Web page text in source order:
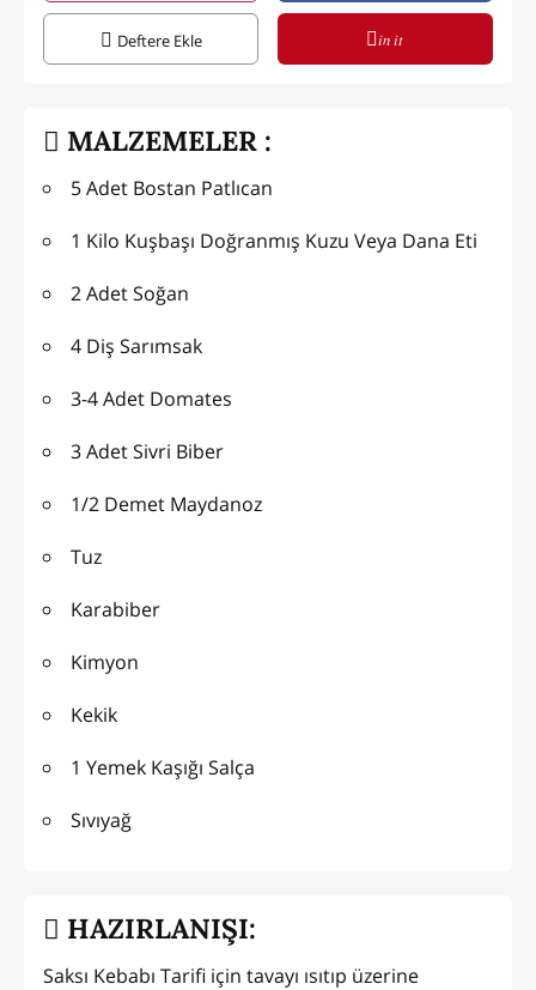
Deftere Ekle in it
MALZEMELER :
5 Adet Bostan Patlıcan
1 Kilo Kuşbaşı Doğranmış Kuzu Veya Dana Eti
2 Adet Soğan
4 Diş Sarımsak
3-4 Adet Domates
3 Adet Sivri Biber
1/2 Demet Maydanoz
Tuz
Karabiber
Kimyon
Kekik
1 Yemek Kaşığı Salça
Sıvıyağ
HAZIRLANIŞI:
Saksı Kebabı Tarifi için tavayı ısıtıp üzerine